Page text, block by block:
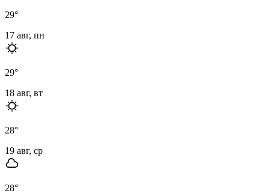
29°
17 авг, пн
29°
18 авг, вт
28°
19 авг, ср
28°